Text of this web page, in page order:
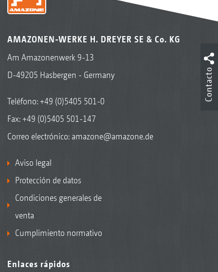
AMAZONEN-WERKE H. DREYER SE & Co. KG
Am Amazonenwerk 9-13
D-49205 Hasbergen - Germany
Teléfono:+49 (0)5405 501-0
Fax: +49 (0)5405 501-147
Correo electrónico: amazone@amazone.de
Aviso legal
Protección de datos
Condiciones generales de
venta
Cumplimiento normativo
Enlaces rápidos
Contacto